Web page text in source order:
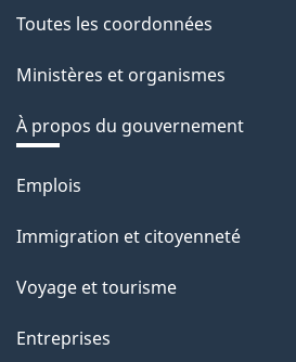
Toutes les coordonnées
Ministères et organismes
À propos du gouvernement
Thèmes
sujets
Emplois
Immigration et citoyenneté
Voyage et tourisme
Entreprises